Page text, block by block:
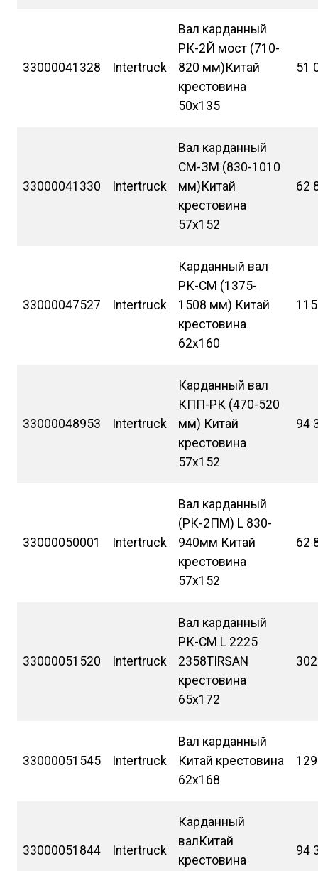
33000041328 Intertruck
Вал карданный
РК-2Й мост (710-
820 мм)Китай
крестовина
50х135
51
33000041330 Intertruck
Вал карданный
СМ-ЗМ (830-1010
мм)Китай
крестовина
57х152
62
33000047527 Intertruck
Карданный вал
РК-СМ (1375-
1508 мм) Китай
крестовина
62х160
33000048953 Intertruck
Карданный вал
КПП-РК (470-520
мм) Китай
крестовина
57х152
94
33000050001 Intertruck
Вал карданный
(РК-2ПМ) L 830-
940мм Китай
крестовина
57х152
62
33000051520 Intertruck
Вал карданный
РК-СМ L 2225
2358TIRSAN
крестовина
65х172
33000051545 Intertruck
Вал карданный
Китай крестовина
62х168
33000051844 Intertruck
Карданный
валКитай
крестовина
94